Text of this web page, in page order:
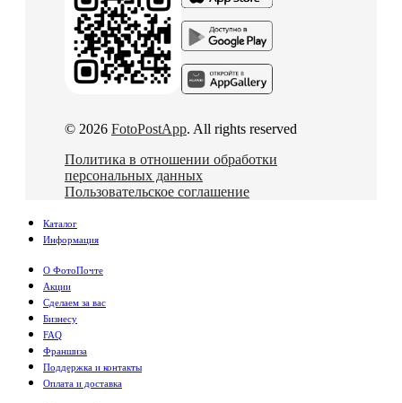
© 2026 FotoPostApp. All rights reserved
Политика в отношении обработки
персональных данных
Пользовательское соглашение
Каталог
Информация
О ФотоПочте
Акции
Сделаем за вас
Бизнесу
FAQ
Франшиза
Поддержка и контакты
Оплата и доставка